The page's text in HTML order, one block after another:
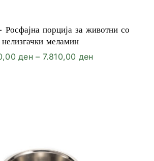
порција за животни со
нелизгачки меламин
ден – 7.810,00 денPrice